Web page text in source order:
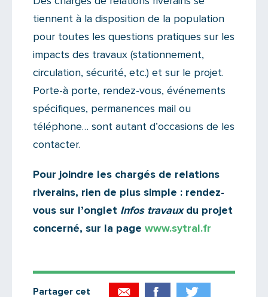
tiennent à la disposition de la population
pour toutes les questions pratiques sur les
impacts des travaux (stationnement,
circulation, sécurité, etc.) et sur le projet.
Porte-à porte, rendez-vous, événements
spécifiques, permanences mail ou
téléphone… sont autant d’occasions de les
contacter.
Pour joindre les chargés de relations
riverains, rien de plus simple : rendez-
vous sur l’onglet Infos travaux du projet
concerné, sur la page www.sytral.fr
Partager cet